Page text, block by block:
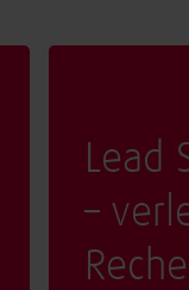
Lead
–